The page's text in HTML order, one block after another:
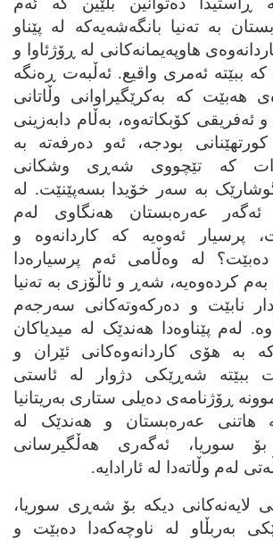
به‌ ته‌نیا بانگه‌شه‌یه‌که‌ له‌ پێناو
هاوپه‌یمانه‌کانی له‌ ڕۆژئاوا و
ببێته‌ ئه‌مری واقیع. ئه‌ڵبه‌ت ڕه‌نگه‌
هه‌بێت که‌ به‌کرێگیراوانی وڵاتانی
کۆبکاته‌وه‌، به‌ڵام دابه‌زینی
بودجه‌، ئه‌و ده‌رفه‌ته‌ به‌
که‌ تێچووی شه‌ڕی وشکانی
به‌ سه‌ر خۆیدا بسه‌پێنێت. له‌
ئه‌گه‌ر عه‌ره‌بستان هه‌نگاوی له‌م
پرسیار ئه‌وه‌یه‌ که‌ کاردانه‌وه‌ و
له‌ وه‌ڵامی ئه‌م پرسیاره‌دا
به‌م کرده‌وه‌یه‌، شه‌ڕ و ئاڵۆزی به‌ ته‌نیا
نابێت و ده‌رکه‌وته‌کانی سه‌رجه‌م
له‌م پێناوه‌دا هه‌ندێک له‌ میدیاکان
به‌ هۆی کاردانه‌وه‌کانی ئێران و
ببێته‌ شه‌ڕێکی دژوار له‌ ئاستی
ڕۆژنامه‌ی ده‌یلی ستاری به‌ریتانیا
به‌ هاتنی عه‌ره‌بستان و هه‌ندێک له‌
بۆ سوریا، ئه‌گه‌ری هه‌ڵگیرسانی
له‌م وڵاته‌دا له‌ ئارادایه‌.
لایه‌نه‌کانی دیکه‌ بۆ شه‌ڕی سوریا،
به‌ربڵاو له‌ ناوچه‌که‌دا ده‌بێت و